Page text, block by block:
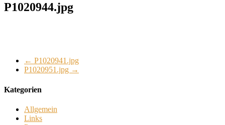
P1020944.jpg
← P1020941.jpg
P1020951.jpg →
Kategorien
Allgemein
Links